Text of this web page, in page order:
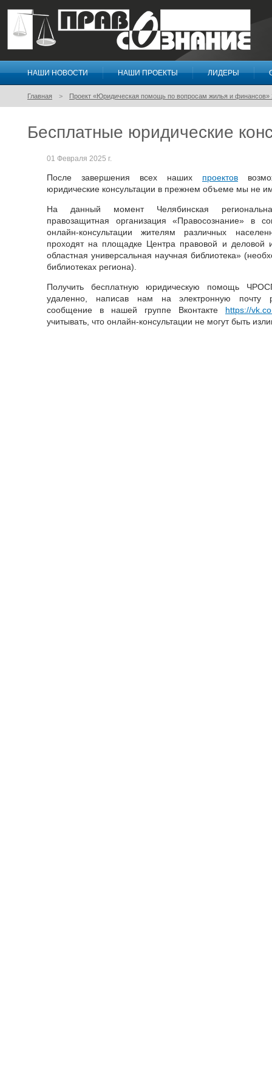
Правосознание
НАШИ НОВОСТИ НАШИ ПРОЕКТЫ ЛИДЕРЫ
Главная Проект «Юридическая помощь по вопросам жилья и финансов»
Бесплатные юридические
01 Февраля 2025 г.
После завершения всех наших проектов
юридические консультации в прежнем объеме мы не
На данный момент Челябинская
правозащитная организация «Правосознание» в
онлайн-консультации жителям различных
проходят на площадке Центра правовой и деловой
областная универсальная научная библиотека»
библиотеках региона).
Получить бесплатную юридическую помощь
удаленно, написав нам на электронную почту
сообщение в нашей группе Вконтакте https://
учитывать, что онлайн-консультации не могут быть